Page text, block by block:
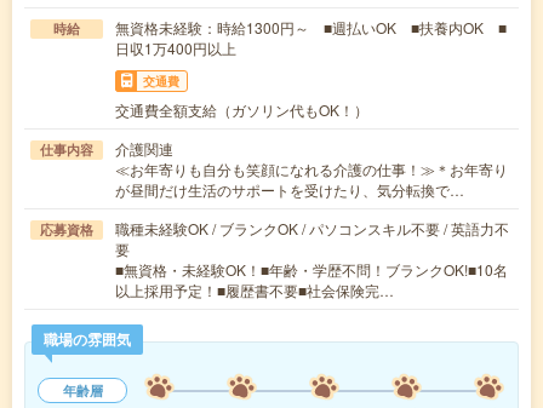
時給
無資格未経験：時給1300円～ ■週払いOK ■扶養内OK ■
日収1万400円以上
交通費
交通費全額支給（ガソリン代もOK！）
仕事内容
介護関連
≪お年寄りも自分も笑顔になれる介護の仕事！≫＊お年寄り
が昼間だけ生活のサポートを受けたり、気分転換で…
応募資格
職種未経験OK / ブランクOK / パソコンスキル不要 / 英語力不
要
■無資格・未経験OK！■年齢・学歴不問！ブランクOK!■10名
以上採用予定！■履歴書不要■社会保険完…
職場の雰囲気
年齢層